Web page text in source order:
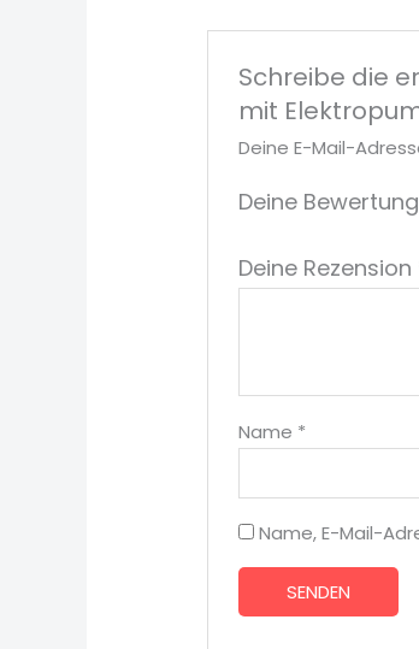
Schreibe die
mit
Deine E-Mail-
Deine Bewertung
Deine Rezension
Name *
Name, E-Mail-